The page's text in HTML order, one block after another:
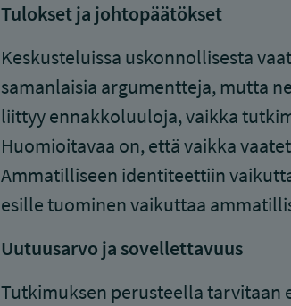
Tulokset ja johtopäätökset
Keskusteluissa uskonnollisesta
samanlaisia argumentteja, mutta
liittyy ennakkoluuloja, vaikka
Huomioitavaa on, että vaikka
Ammatilliseen identiteettiin
esille tuominen vaikuttaa
Uutuusarvo ja sovellettavuus
Tutkimuksen perusteella tarvitaan